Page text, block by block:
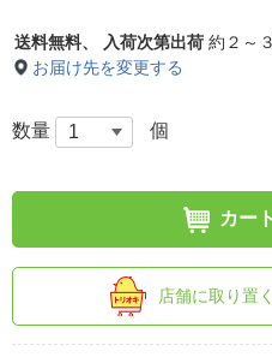
送料無料、 入荷次第出荷 約２～
お届け先を変更する
数量 個
カー
店舗に取り置